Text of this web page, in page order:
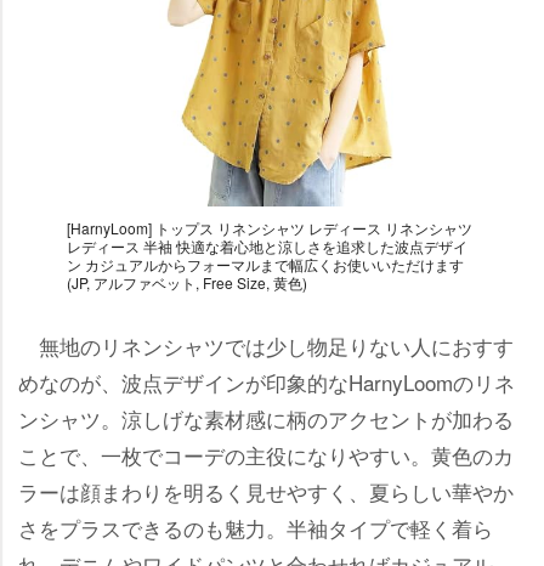
[HarnyLoom] トップス リネンシャツ レディース リネンシャツ
レディース 半袖 快適な着心地と涼しさを追求した波点デザイ
ン カジュアルからフォーマルまで幅広くお使いいただけます
(JP, アルファベット, Free Size, 黄色)
無地のリネンシャツでは少し物足りない人におすす
めなのが、波点デザインが印象的なHarnyLoomのリネ
ンシャツ。涼しげな素材感に柄のアクセントが加わる
ことで、一枚でコーデの主役になりやすい。黄色のカ
ラーは顔まわりを明るく見せやすく、夏らしい華やか
さをプラスできるのも魅力。半袖タイプで軽く着ら